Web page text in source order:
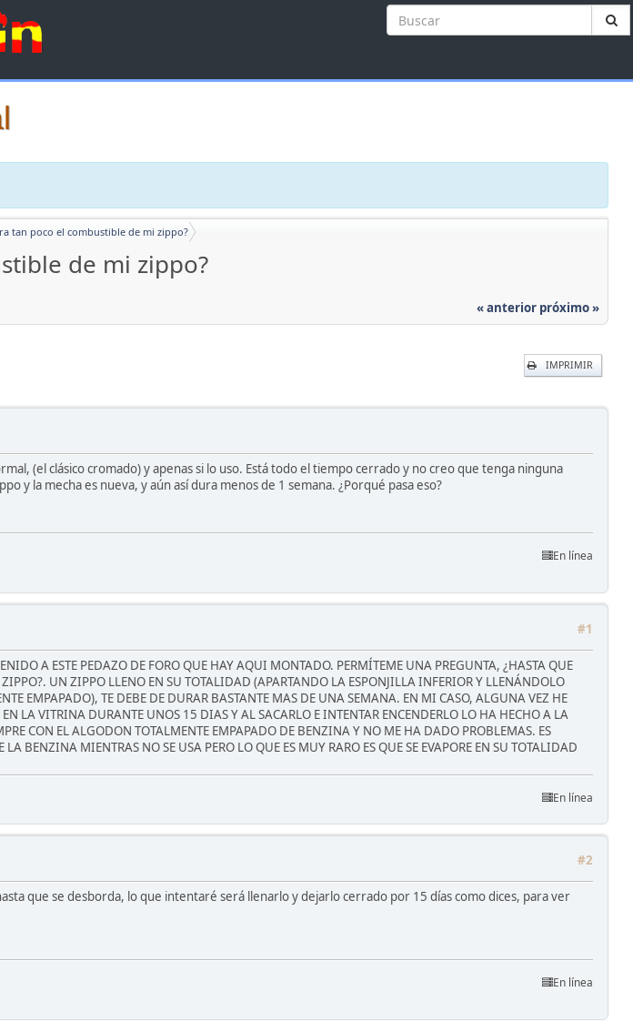
tan poco el combustible de mi zippo?
de mi zippo?
« anterior próximo »
IMPRIMIR
(el clásico cromado) y apenas si lo uso. Está todo el tiempo cerrado y no creo que tenga ninguna
y la mecha es nueva, y aún así dura menos de 1 semana. ¿Porqué pasa eso?
En línea
#1
A ESTE PEDAZO DE FORO QUE HAY AQUI MONTADO. PERMÍTEME UNA PREGUNTA, ¿HASTA QUE
UN ZIPPO LLENO EN SU TOTALIDAD (APARTANDO LA ESPONJILLA INFERIOR Y LLENÁNDOLO
EMPAPADO), TE DEBE DE DURAR BASTANTE MAS DE UNA SEMANA. EN MI CASO, ALGUNA VEZ HE
LA VITRINA DURANTE UNOS 15 DIAS Y AL SACARLO E INTENTAR ENCENDERLO LO HA HECHO A LA
CON EL ALGODON TOTALMENTE EMPAPADO DE BENZINA Y NO ME HA DADO PROBLEMAS. ES
LA BENZINA MIENTRAS NO SE USA PERO LO QUE ES MUY RARO ES QUE SE EVAPORE EN SU TOTALIDAD
En línea
#2
que se desborda, lo que intentaré será llenarlo y dejarlo cerrado por 15 días como dices, para ver
En línea